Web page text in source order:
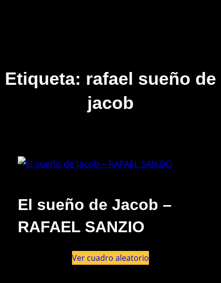
Etiqueta: rafael sueño de
jacob
El sueño de Jacob –
RAFAEL SANZIO
Ver cuadro aleatorio